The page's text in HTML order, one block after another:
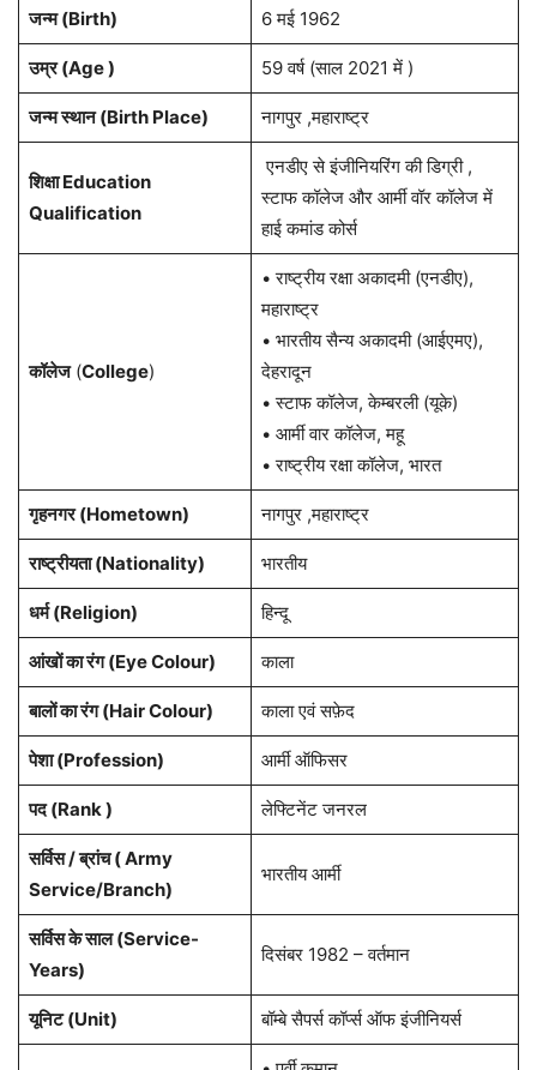
जन्म (Birth) 6 मई 1962
उम्र (Age ) 59 वर्ष (साल 2021 में )
जन्म स्थान (Birth Place) नागपुर ,महाराष्ट्र
शिक्षा Education
Qualification
एनडीए से इंजीनियरिंग की डिग्री ,
स्टाफ कॉलेज और आर्मी वॉर कॉलेज में
हाई कमांड कोर्स
कॉलेज(College)
• राष्ट्रीय रक्षा अकादमी (एनडीए),
महाराष्ट्र
• भारतीय सैन्य अकादमी (आईएमए),
देहरादून
• स्टाफ कॉलेज, केम्बरली (यूके)
• आर्मी वार कॉलेज, महू
• राष्ट्रीय रक्षा कॉलेज, भारत
गृहनगर (Hometown) नागपुर ,महाराष्ट्र
राष्ट्रीयता (Nationality) भारतीय
धर्म (Religion) हिन्दू
आंखों का रंग (Eye Colour) काला
बालों का रंग (Hair Colour) काला एवं सफ़ेद
पेशा (Profession) आर्मी ऑफिसर
पद (Rank ) लेफ्टिनेंट जनरल
सर्विस / ब्रांच ( Army
Service/Branch)
भारतीय आर्मी
सर्विस के साल (Service-
Years)
दिसंबर 1982 – वर्तमान
यूनिट (Unit) बॉम्बे सैपर्स कॉर्प्स ऑफ इंजीनियर्स